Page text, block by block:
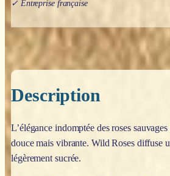
✓ Entreprise française
Description
L’élégance indomptée des roses
douce mais vibrante. Wild Roses diffuse
légèrement sucrée.